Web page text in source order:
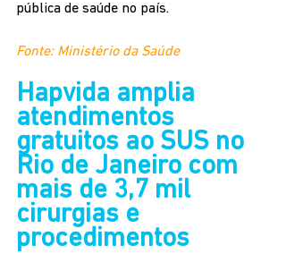
pública de saúde no país.
Fonte: Ministério da Saúde
Hapvida amplia
atendimentos
gratuitos ao SUS no
Rio de Janeiro com
mais de 3,7 mil
cirurgias e
procedimentos